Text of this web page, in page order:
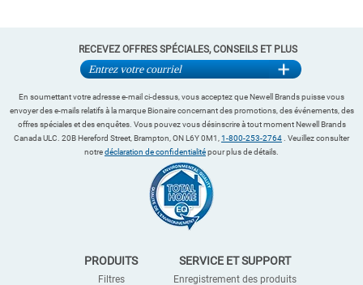
RECEVEZ OFFRES SPÉCIALES, CONSEILS ET PLUS
En soumettant votre adresse e-mail ci-dessus, vous acceptez que Newell Brands puisse vous
envoyer des e-mails relatifs à la marque Bionaire concernant des promotions, des événements, des
offres spéciales et des enquêtes. Vous pouvez vous désinscrire à tout moment Newell Brands
Canada ULC. 20B Hereford Street, Brampton, ON L6Y 0M1, 1-800-253-2764
. Veuillez consulter
notredéclaration de confidentialitépour plus de détails.
PRODUITS
Filtres
SERVICE ET SUPPORT
Enregistrement des produits